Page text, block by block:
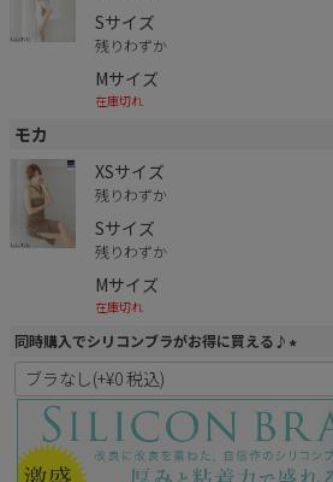
Sサイズ
残りわずか
Mサイズ
在庫切れ
モカ
XSサイズ
残りわずか
Sサイズ
残りわずか
Mサイズ
在庫切れ
同時購入でシリコンブラがお得に買える♪
(
須
)